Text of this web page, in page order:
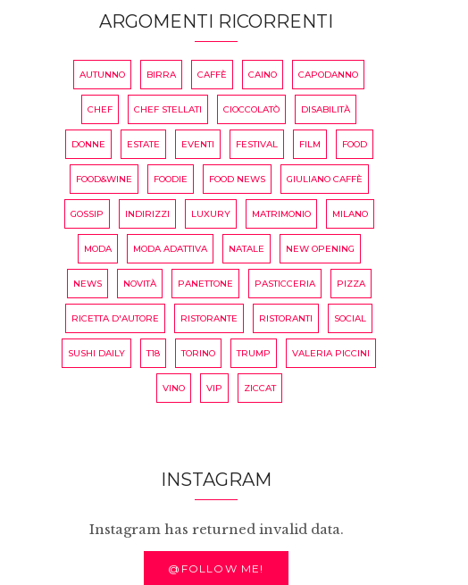
ARGOMENTI RICORRENTI
AUTUNNO BIRRA CAFFÈ CAINO CAPODANNO
CHEF CHEF STELLATI CIOCCOLATÒ DISABILITÀ
DONNE ESTATE EVENTI FESTIVAL FILM FOOD
FOOD&WINE FOODIE FOOD NEWS GIULIANO CAFFÈ
GOSSIP INDIRIZZI LUXURY MATRIMONIO MILANO
MODA MODA ADATTIVA NATALE NEW OPENING
NEWS NOVITÀ PANETTONE PASTICCERIA PIZZA
RICETTA D'AUTORE RISTORANTE RISTORANTI SOCIAL
SUSHI DAILY T18 TORINO TRUMP VALERIA PICCINI
VINO VIP ZICCAT
INSTAGRAM
Instagram has returned invalid data.
@FOLLOW ME!